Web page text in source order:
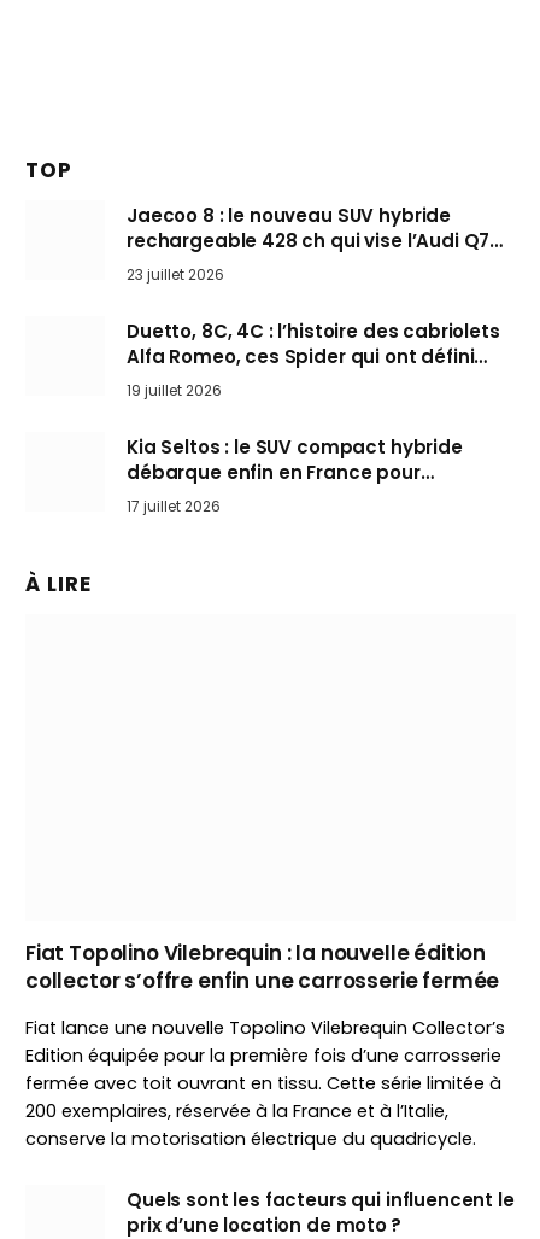
TOP
Jaecoo 8 : le nouveau SUV hybride
rechargeable 428 ch qui vise l’Audi Q7
arrive en Europe cet automne
23 juillet 2026
Duetto, 8C, 4C : l’histoire des cabriolets
Alfa Romeo, ces Spider qui ont défini
l’art de rouler cheveux au vent
19 juillet 2026
Kia Seltos : le SUV compact hybride
débarque enfin en France pour
bousculer les Nissan Qashqai et Toyota
Yaris Cross
17 juillet 2026
À LIRE
Fiat Topolino Vilebrequin : la nouvelle édition
collector s’offre enfin une carrosserie fermée
Fiat lance une nouvelle Topolino Vilebrequin Collector’s
Edition équipée pour la première fois d’une carrosserie
fermée avec toit ouvrant en tissu. Cette série limitée à
200 exemplaires, réservée à la France et à l’Italie,
conserve la motorisation électrique du quadricycle.
Quels sont les facteurs qui influencent le
prix d’une location de moto ?